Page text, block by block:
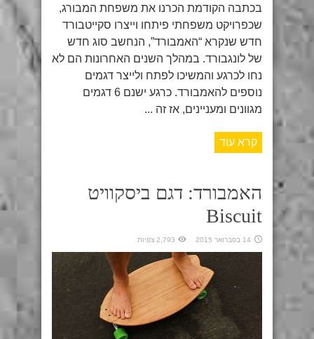
בכתבה הקודמת הכרנו את משפחת המבורג,
שכפרויקט משפחתי פיתחו וייצרו סקייטבורד
חדש שנקרא “האמבורד”, הנחשב סוג חדש
של לונגבורד. במהלך השנים האחרונות הם לא
נחו לכרגע והמשיכו לפתח ולייצר דגמים
נוספים להאמבורד. כרגע ישנם 6 דגמים
מגוונים ומעניינים, אז זה ...
קרא עוד
האמבורד: דגם ביסקוויט
Biscuit
14 בפברואר 2015 2,793 צפיות